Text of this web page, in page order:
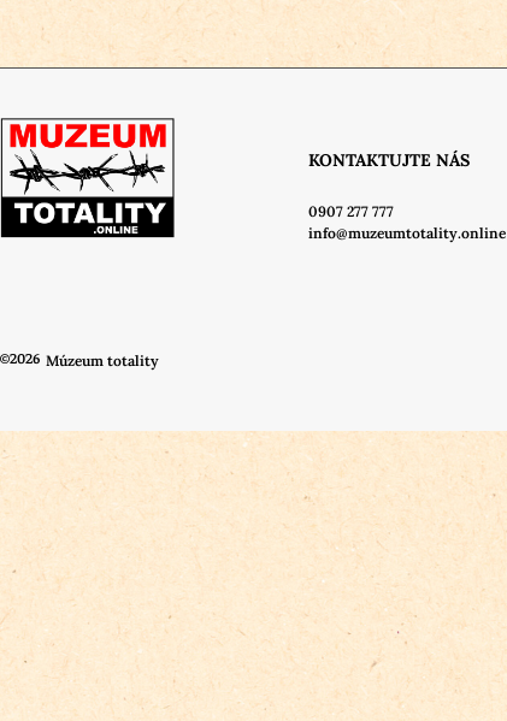
KONTAKTUJTE NÁS
0907 277 777
info@muzeumtotality.online
©2026 Múzeum totality